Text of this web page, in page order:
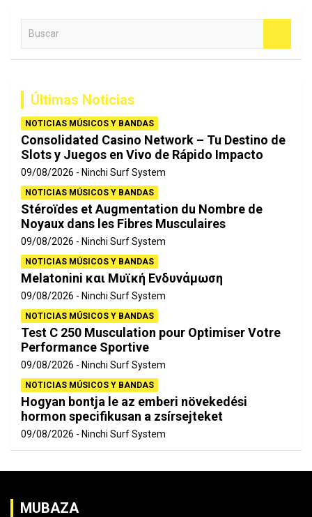
Últimas Noticias
NOTICIAS MÚSICOS Y BANDAS
Consolidated Casino Network – Tu Destino de
Slots y Juegos en Vivo de Rápido Impacto
09/08/2026 Ninchi Surf System
NOTICIAS MÚSICOS Y BANDAS
Stéroïdes et Augmentation du Nombre de
Noyaux dans les Fibres Musculaires
09/08/2026 Ninchi Surf System
NOTICIAS MÚSICOS Y BANDAS
Melatonini και Μυϊκή Ενδυνάμωση
09/08/2026 Ninchi Surf System
NOTICIAS MÚSICOS Y BANDAS
Test C 250 Musculation pour Optimiser Votre
Performance Sportive
09/08/2026 Ninchi Surf System
NOTICIAS MÚSICOS Y BANDAS
Hogyan bontja le az emberi növekedési
hormon specifikusan a zsírsejteket
09/08/2026 Ninchi Surf System
MUBAZA